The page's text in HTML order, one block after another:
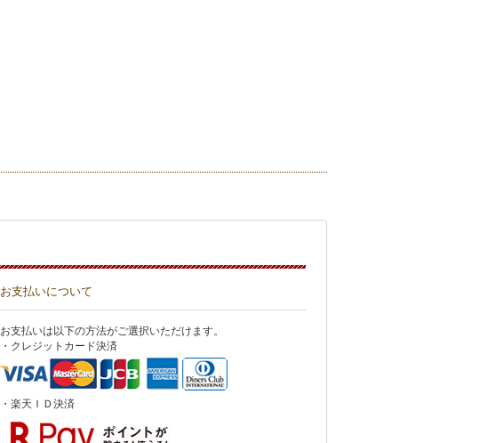
お支払いについて
お支払いは以下の方法がご選択いただけます。
・クレジットカード決済
・楽天ＩＤ決済